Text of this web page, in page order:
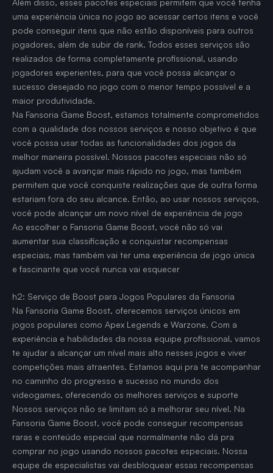
Além disso, esses pacotes especiais permitem que você tenha
uma experiência única no jogo ao acessar certos itens e você
pode conseguir itens que não estão disponíveis para outros
jogadores, além de subir de rank. Todos esses serviços são
realizados de forma completamente profissional, usando
jogadores experientes, para que você possa alcançar o
sucesso desejado no jogo com o menor tempo possível e a
maior produtividade.
Na Fansoria Game Boost, estamos totalmente comprometidos
com a qualidade dos nossos serviços e nosso objetivo é que
você possa usar todas as funcionalidades dos jogos da
melhor maneira possível. Nossos pacotes especiais não só
ajudam você a avançar mais rápido no jogo, mas também
permitem que você conquiste realizações que de outra forma
estariam fora do seu alcance. Então, ao usar nossos serviços,
você pode alcançar um novo nível de experiência de jogo
Ao escolher o Fansoria Game Boost, você não só vai
aumentar sua classificação e conquistar recompensas
especiais, mas também vai ter uma experiência de jogo única
e fascinante que você nunca vai esquecer
h2: Serviço de Boost para Jogos Populares da Fansoria
Na Fansoria Game Boost, oferecemos serviços únicos em
jogos populares como Apex Legends e Warzone. Com a
experiência e habilidades da nossa equipe profissional, vamos
te ajudar a alcançar um nível mais alto nesses jogos e viver
competições mais atraentes. Estamos aqui pra te acompanhar
no caminho do progresso e sucesso no mundo dos
videogames, oferecendo os melhores serviços e suporte
Nossos serviços não se limitam só a melhorar seu nível. Na
Fansoria Game Boost, você pode conseguir recompensas
raras e conteúdo especial que normalmente não dá pra
comprar no jogo usando nossos pacotes especiais. Nossa
equipe de especialistas vai desbloquear essas recompensas